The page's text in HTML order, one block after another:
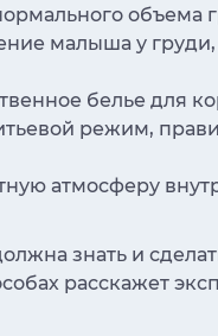
объема
малыша у
белье для
режим,
атмосферу
должна знать и
расскажет